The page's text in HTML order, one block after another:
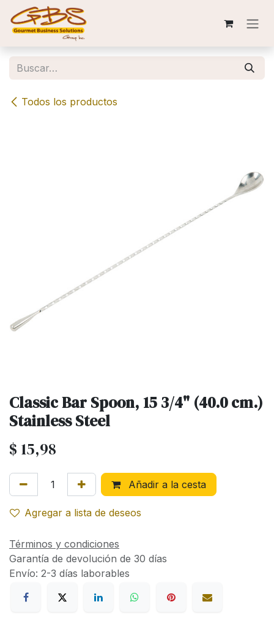
Ir al contenido
Todos los productos
Classic Bar Spoon, 15 3/4" (40.0 cm.)
Stainless Steel
$ 15,98
Añadir a la cesta
Agregar a lista de deseos
Términos y condiciones
Garantía de devolución de 30 días
Envío: 2-3 días laborables